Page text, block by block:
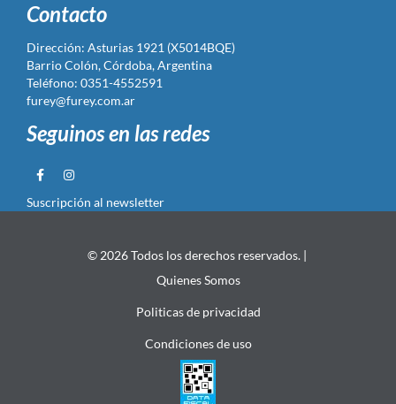
Contacto
Dirección: Asturias 1921 (X5014BQE)
Barrio Colón, Córdoba, Argentina
Teléfono: 0351-4552591
furey@furey.com.ar
Seguinos en las redes
Suscripción al newsletter
© 2026 Todos los derechos reservados. |
Quienes Somos
Politicas de privacidad
Condiciones de uso